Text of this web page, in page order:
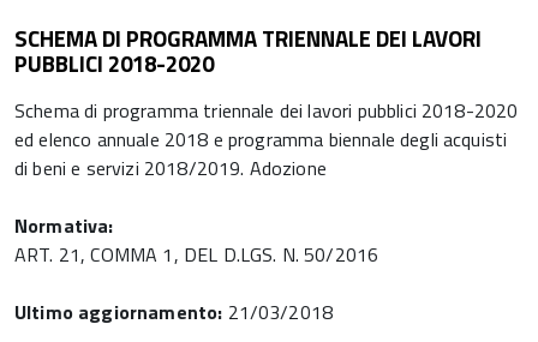
SCHEMA DI PROGRAMMA TRIENNALE DEI LAVORI
PUBBLICI 2018-2020
Schema di programma triennale dei lavori pubblici 2018-2020
ed elenco annuale 2018 e programma biennale degli acquisti
di beni e servizi 2018/2019. Adozione
Normativa:
ART. 21, COMMA 1, DEL D.LGS. N. 50/2016
Ultimo aggiornamento: 21/03/2018